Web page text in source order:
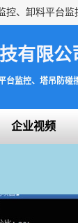
有限公
台监控、塔吊防碰
企业视频